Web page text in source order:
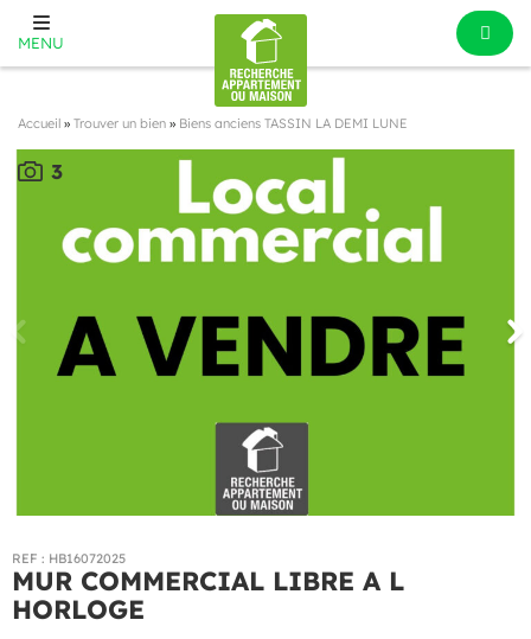
MENU
Accueil » Trouver un bien » Biens anciens TASSIN LA DEMI LUNE
3
REF : HB16072025
MUR COMMERCIAL LIBRE A L
HORLOGE